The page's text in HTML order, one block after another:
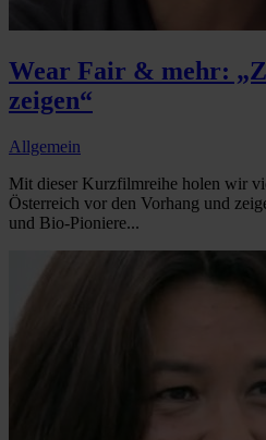
Wear Fair & mehr:
zeigen“
Allgemein
Mit dieser Kurzfilmreihe holen wir
Österreich vor den Vorhang und
und Bio-Pioniere...